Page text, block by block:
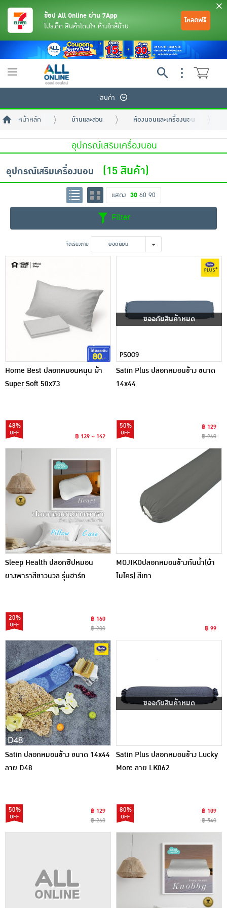
ขนมขบเคี้ยว และช็อคโกแลต
อาหารสด ผัก ผลไม้และเบเกอรี่
ช้อป All Online ผ่าน 7App
โปรเด็ด สินค้าโดนใจ ห้างใกล้บ้าน
โหลดฟรี
Toggle
สินค้า
หน้าหลัก บ้านและสวน ห้องนอนและเครื่องนอน
อุปกรณ์เสริมเครื่องนอน
อุปกรณ์เสริมเครื่องนอน
(15 สินค้า)
แสดง 30 60 90
Filter
จัดเรียงตาม ยอดนิยม
Home Best ปลอกหมอนหนุน ผ้า
Super Soft 50x73
48%
฿ 139 ~ 142
ขออภัยสินค้าหมด
Satin Plus ปลอกหมอนข้าง ขนาด
14x44
50%
฿ 129
฿ 260
Sleep Health ปลอกซิปหมอน
ยางพาราสีขาวนวล รุ่นฮาร์ท
20%
฿ 160
฿ 200
MOJIKOปลอกหมอนข้างกันน้ำ(ผ้า
ไมโคร) สีเทา
฿ 99
Satin ปลอกหมอนข้าง ขนาด 14x44
ลาย D48
50%
฿ 129
฿ 260
ขออภัยสินค้าหมด
Satin Plus ปลอกหมอนข้าง Lucky
More ลาย LK062
80%
฿ 109
฿ 540